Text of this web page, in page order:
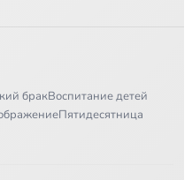
бракВоспитание детей
Пятидесятница